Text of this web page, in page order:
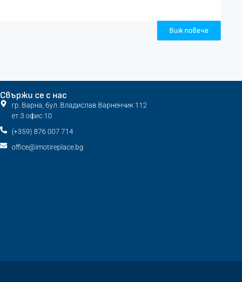
Виж повече
Свържи се с нас
гр. Варна, бул. Владислав Варненчик 112
ет.3 офис 10
(+359) 876 007 714
office@imotireplace.bg